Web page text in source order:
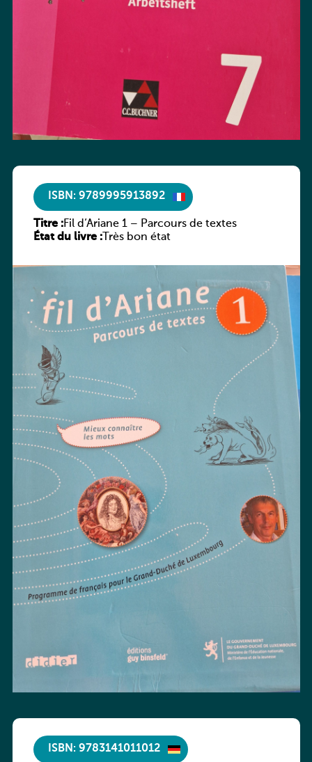
ISBN: 9789995913892
Titre :Fil d’Ariane 1 – Parcours de textes
État du livre :Très bon état
ISBN: 9783141011012